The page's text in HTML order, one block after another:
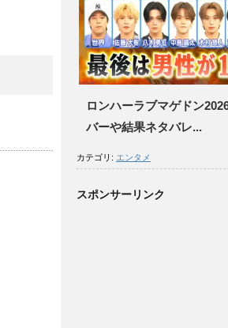
ロンハーラブマゲドン
バーや結果ネタバレ...
カテゴリ: エンタメ
スポンサーリンク